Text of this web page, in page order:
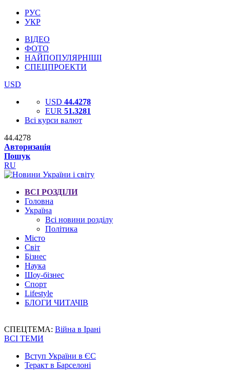
РУС
УКР
ВІДЕО
ФОТО
НАЙПОПУЛЯРНІШІ
СПЕЦПРОЕКТИ
USD
USD 44.4278
EUR 51.3281
Всі курси валют
44.4278
Авторизація
Пошук
RU
ВСІ РОЗДІЛИ
Головна
Україна
Всі новини розділу
Політика
Місто
Світ
Бізнес
Наука
Шоу-бізнес
Спорт
Lifestyle
БЛОГИ ЧИТАЧІВ
СПЕЦТЕМА: Війна в Ірані
ВСІ ТЕМИ
Вступ України в ЄС
Теракт в Барселоні